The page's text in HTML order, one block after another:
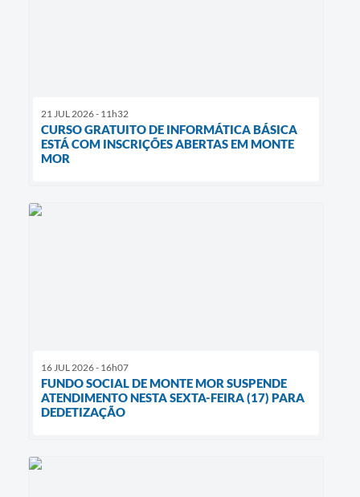
21 JUL 2026 - 11h32
CURSO GRATUITO DE INFORMÁTICA BÁSICA
ESTÁ COM INSCRIÇÕES ABERTAS EM MONTE
MOR
16 JUL 2026 - 16h07
FUNDO SOCIAL DE MONTE MOR SUSPENDE
ATENDIMENTO NESTA SEXTA-FEIRA (17) PARA
DEDETIZAÇÃO